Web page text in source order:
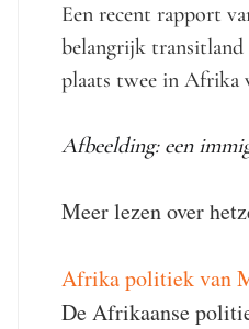
Een recent rapport
belangrijk
plaats twee in Afrika
Afbeelding: een
Meer lezen over
Afrika politiek van
De Afrikaanse